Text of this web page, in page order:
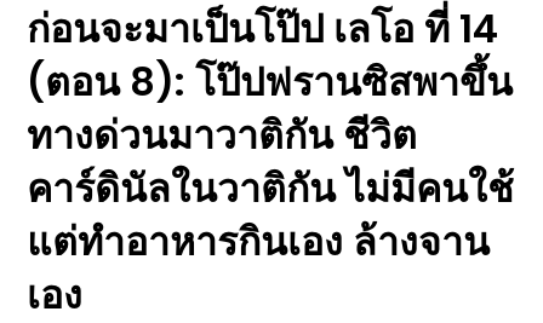
ก่อนจะมาเป็นโป๊ป เลโอ ที่ 14
(ตอน 8): โป๊ปฟรานซิสพาขึ้น
ทางด่วนมาวาติกัน ชีวิต
คาร์ดินัลในวาติกัน ไม่มีคนใช้
แต่ทำอาหารกินเอง ล้างจาน
เอง